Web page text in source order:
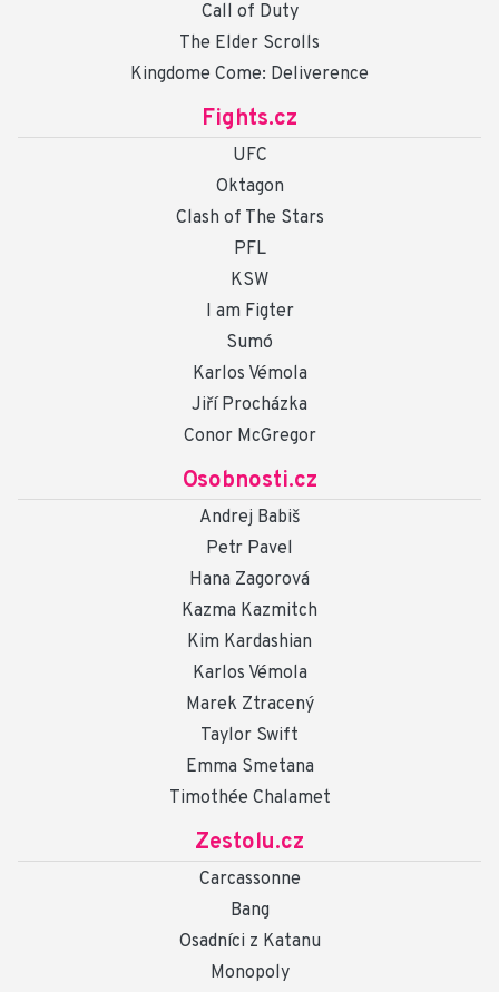
Call of Duty
The Elder Scrolls
Kingdome Come: Deliverence
Fights.cz
UFC
Oktagon
Clash of The Stars
PFL
KSW
I am Figter
Sumó
Karlos Vémola
Jiří Procházka
Conor McGregor
Osobnosti.cz
Andrej Babiš
Petr Pavel
Hana Zagorová
Kazma Kazmitch
Kim Kardashian
Karlos Vémola
Marek Ztracený
Taylor Swift
Emma Smetana
Timothée Chalamet
Zestolu.cz
Carcassonne
Bang
Osadníci z Katanu
Monopoly